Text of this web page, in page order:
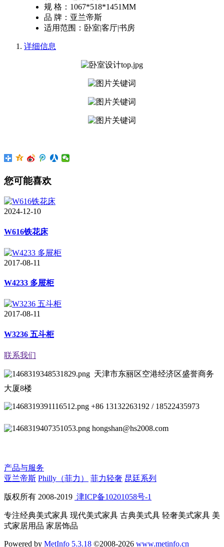
规 格： 1067*518*1451MM
品 牌： 亚兰帝斯
适用范围： 卧室|客厅|书房
详细信息
您可能喜欢
2024-12-10
W616铁花床
2017-08-11
W4233 多屉柜
2017-08-11
W3236 五斗柜
联系我们
天津市东丽区空港经济区盛誉商务
大厦8楼
+86 13132263192 / 18522435973
hongshan@hs2008.com
产品与服务
亚兰帝斯 Philly（菲力） 菲力轻奢 昆廷系列
版权所有 2008-2019 津ICP备10201058号-1
专注经典美式家具 现代美式家具 古典美式具 轻奢美式家具 美
式家居用品 家居饰品
Powered by MetInfo 5.3.18 ©2008-2026 www.metinfo.cn